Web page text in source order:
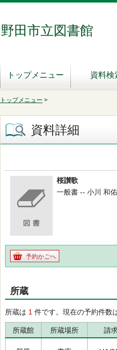
野田市立図書館
トップメニュー 資料検
トップメニュー >
資料詳細
桜讃歌
一般書 -- 小川 和
予約かごへ
所蔵
所蔵は 1 件です。現在の予約件数
所蔵館 所蔵場所 請